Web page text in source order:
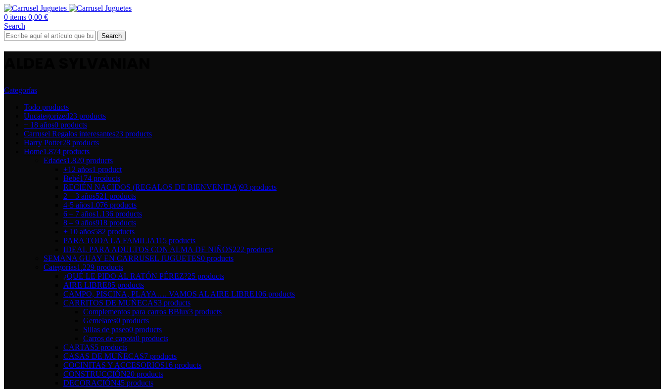
0 items 0,00 €
Search
Search
Categorías
Todo products
Uncategorized23 products
+ 18 años0 products
Carrusel Regalos interesantes23 products
Harry Potter28 products
Home1.874 products
Edades1.820 products
+12 años1 product
Bebé174 products
RECIÉN NACIDOS (REGALOS DE BIENVENIDA)93 products
2 – 3 años521 products
4-5 años1.076 products
6 – 7 años1.136 products
8 – 9 años918 products
+ 10 años582 products
PARA TODA LA FAMILIA115 products
IDEAL PARA ADULTOS CON ALMA DE NIÑOS222 products
SEMANA GUAY EN CARRUSEL JUGUETES0 products
Categorías1.229 products
¿QUÉ LE PIDO AL RATÓN PÉREZ?25 products
AIRE LIBRE85 products
CAMPO, PISCINA, PLAYA…. VAMOS AL AIRE LIBRE106 products
CARRITOS DE MUÑECAS3 products
Complementos para carros BBlux3 products
Gemelares0 products
Sillas de paseo0 products
Carros de capota0 products
CARTAS5 products
CASAS DE MUÑECAS7 products
COCINITAS Y ACCESORIOS16 products
CONSTRUCCIÓN20 products
DECORACIÓN45 products